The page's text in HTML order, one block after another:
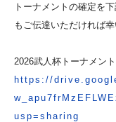
トーナメントの確定を
もご伝達いただければ幸
2026武人杯トーナメン
https://
usp=sharing